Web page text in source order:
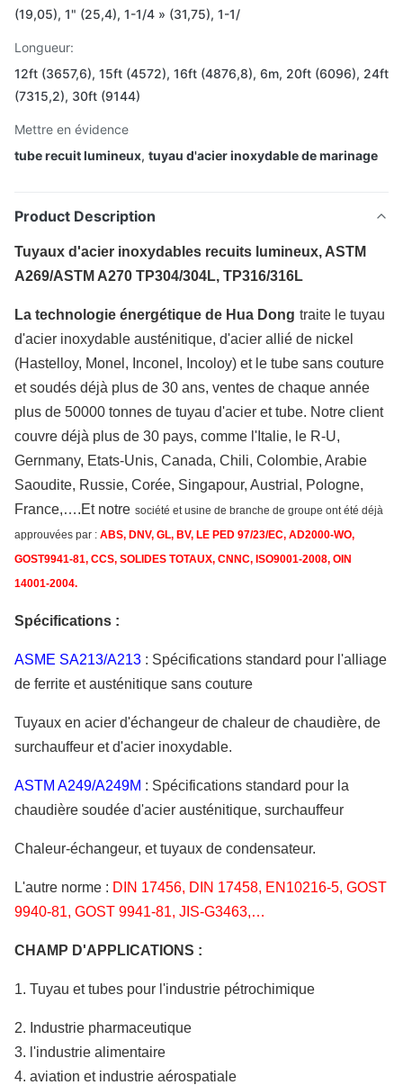
(19,05), 1" (25,4), 1-1/4 » (31,75), 1-1/
Longueur:
12ft (3657,6), 15ft (4572), 16ft (4876,8), 6m, 20ft (6096), 24ft
(7315,2), 30ft (9144)
Mettre en évidence
tube recuit lumineux, tuyau d'acier inoxydable de marinage
Product Description
Tuyaux d'acier inoxydables recuits lumineux, ASTM
A269/ASTM A270 TP304/304L, TP316/316L
La technologie énergétique de Hua Dong traite le tuyau
d'acier inoxydable austénitique, d'acier allié de nickel
(Hastelloy, Monel, Inconel, Incoloy) et le tube sans couture
et soudés déjà plus de 30 ans, ventes de chaque année
plus de 50000 tonnes de tuyau d'acier et tube. Notre client
couvre déjà plus de 30 pays, comme l'Italie, le R-U,
Gernmany, Etats-Unis, Canada, Chili, Colombie, Arabie
Saoudite, Russie, Corée, Singapour, Austrial, Pologne,
France,….Et notre société et usine de branche de groupe ont été déjà
approuvées par : ABS, DNV, GL, BV, LE PED 97/23/EC, AD2000-WO,
GOST9941-81, CCS, SOLIDES TOTAUX, CNNC, ISO9001-2008, OIN
14001-2004.
Spécifications :
ASME SA213/A213 : Spécifications standard pour l'alliage
de ferrite et austénitique sans couture
Tuyaux en acier d'échangeur de chaleur de chaudière, de
surchauffeur et d'acier inoxydable.
ASTM A249/A249M : Spécifications standard pour la
chaudière soudée d'acier austénitique, surchauffeur
Chaleur-échangeur, et tuyaux de condensateur.
L'autre norme : DIN 17456, DIN 17458, EN10216-5, GOST
9940-81, GOST 9941-81, JIS-G3463,…
CHAMP D'APPLICATIONS :
1. Tuyau et tubes pour l'industrie pétrochimique
2. Industrie pharmaceutique
3. l'industrie alimentaire
4. aviation et industrie aérospatiale